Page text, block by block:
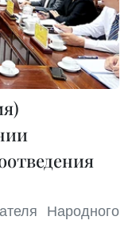
Народного